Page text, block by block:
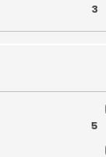
3
5